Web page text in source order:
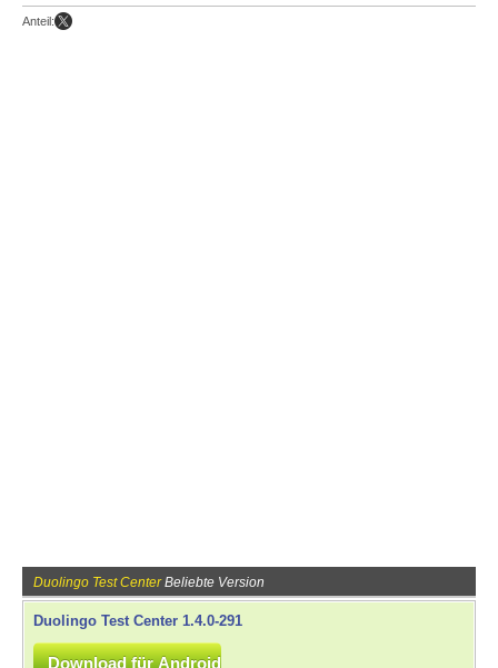
Anteil:
Duolingo Test CenterBeliebte Version
Duolingo Test Center 1.4.0-291